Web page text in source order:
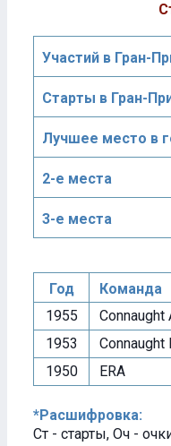
Участий в Гран-
Старты в Гран-
Лучшее место в
2-е места
3-е места
Год Команда
1955
Connaught
1953
Connaught
1950
ERA
*Расшифровка:
Ст - старты, Оч -